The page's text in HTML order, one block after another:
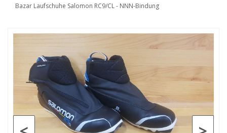
Bazar Laufschuhe Salomon RC9/CL - NNN-Bindung